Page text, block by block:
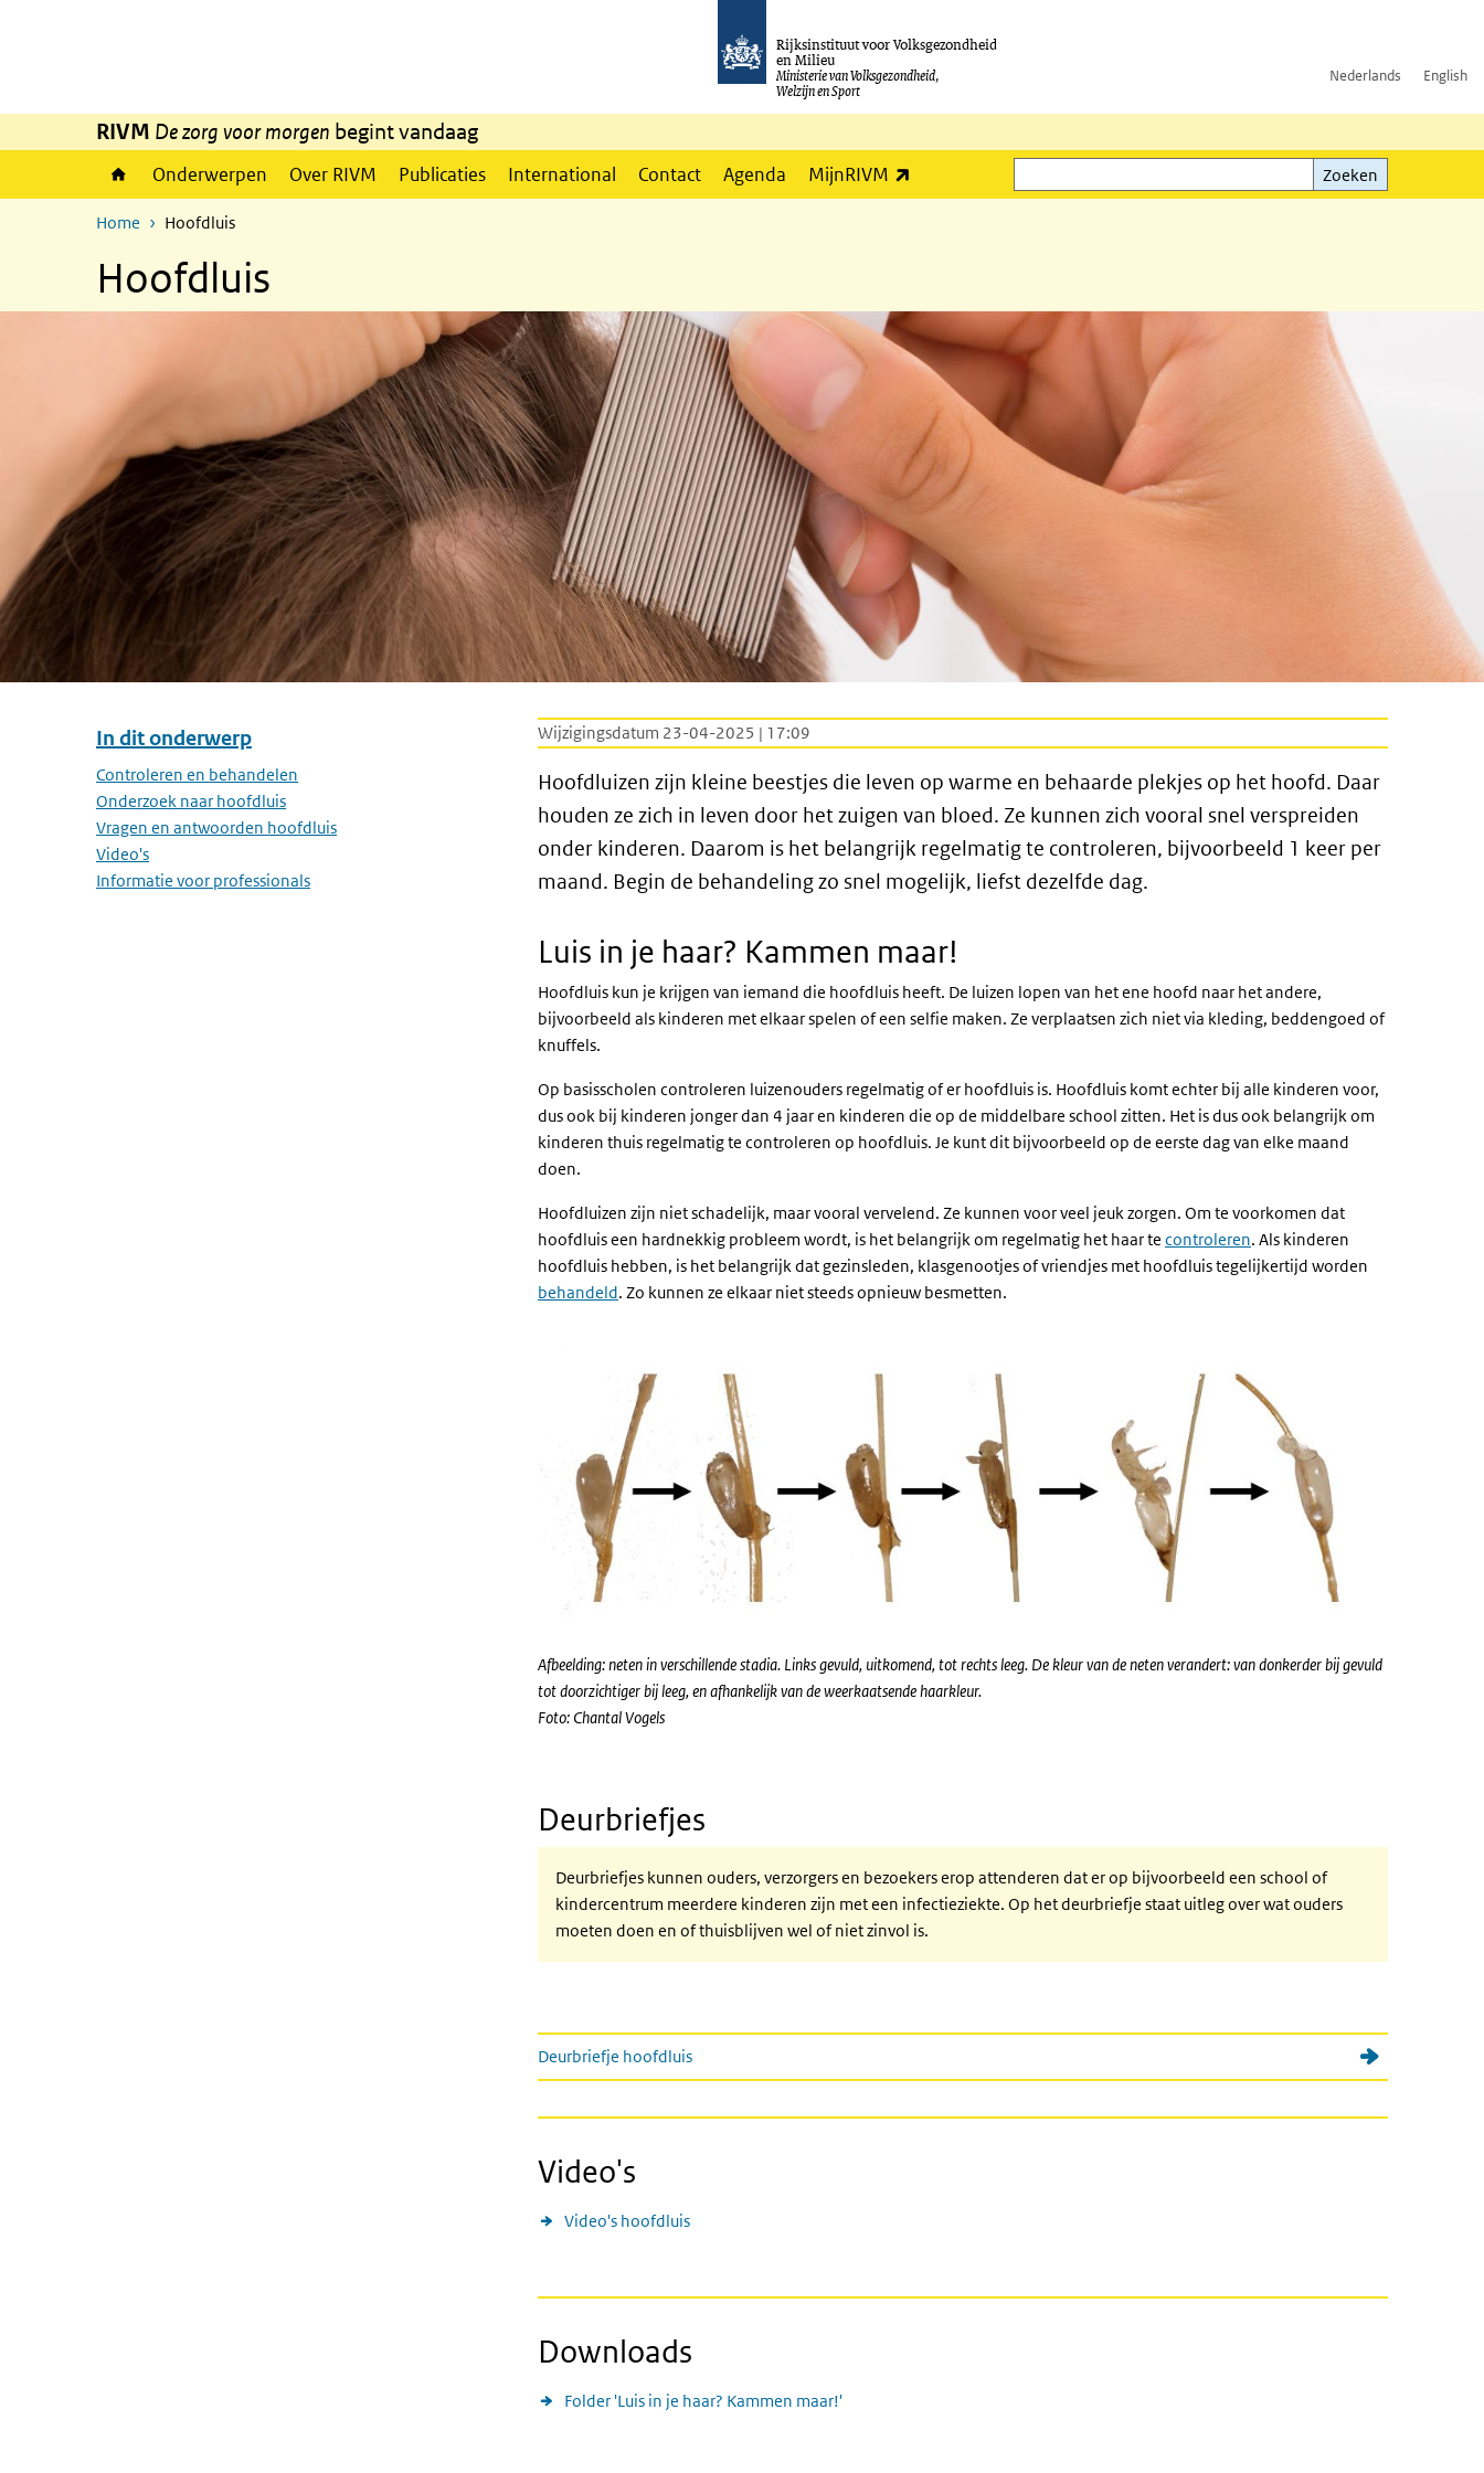
Rijksinstituut voor Volksgezondheid
en Milieu
Ministerie van Volksgezondheid,
Welzijn en Sport
Nederlands English
RIVM De zorg voor morgen begint vandaag
Onderwerpen Over RIVM Publicaties International Contact Agenda MijnRIVM
Zoeken
Zoeken
Home Hoofdluis
Hoofdluis
Overslaan menu In dit onderwerp
In dit onderwerp
Controleren en behandelen
Onderzoek naar hoofdluis
Vragen en antwoorden hoofdluis
Video's
Informatie voor professionals
Wijzigingsdatum 23-04-2025 | 17:09
Hoofdluizen zijn kleine beestjes die leven op warme en behaarde plekjes op het hoofd. Daar
houden ze zich in leven door het zuigen van bloed. Ze kunnen zich vooral snel verspreiden
onder kinderen. Daarom is het belangrijk regelmatig te controleren, bijvoorbeeld 1 keer per
maand. Begin de behandeling zo snel mogelijk, liefst dezelfde dag.
Luis in je haar? Kammen maar!
Hoofdluis kun je krijgen van iemand die hoofdluis heeft. De luizen lopen van het ene hoofd naar het andere,
bijvoorbeeld als kinderen met elkaar spelen of een selfie maken. Ze verplaatsen zich niet via kleding, beddengoed of
knuffels.
Op basisscholen controleren luizenouders regelmatig of er hoofdluis is. Hoofdluis komt echter bij alle kinderen voor,
dus ook bij kinderen jonger dan 4 jaar en kinderen die op de middelbare school zitten. Het is dus ook belangrijk om
kinderen thuis regelmatig te controleren op hoofdluis. Je kunt dit bijvoorbeeld op de eerste dag van elke maand
doen.
Hoofdluizen zijn niet schadelijk, maar vooral vervelend. Ze kunnen voor veel jeuk zorgen. Om te voorkomen dat
hoofdluis een hardnekkig probleem wordt, is het belangrijk om regelmatig het haar te controleren. Als kinderen
hoofdluis hebben, is het belangrijk dat gezinsleden, klasgenootjes of vriendjes met hoofdluis tegelijkertijd worden
behandeld. Zo kunnen ze elkaar niet steeds opnieuw besmetten.
Afbeelding: neten in verschillende stadia. Links gevuld, uitkomend, tot rechts leeg. De kleur van de neten verandert: van donkerder bij gevuld
tot doorzichtiger bij leeg, en afhankelijk van de weerkaatsende haarkleur.
Foto: Chantal Vogels
Deurbriefjes
Deurbriefjes kunnen ouders, verzorgers en bezoekers erop attenderen dat er op bijvoorbeeld een school of
kindercentrum meerdere kinderen zijn met een infectieziekte. Op het deurbriefje staat uitleg over wat ouders
moeten doen en of thuisblijven wel of niet zinvol is.
deurbriefjes
Deurbriefje hoofdluis
Video's
Video's hoofdluis
Downloads
Folder 'Luis in je haar? Kammen maar!'